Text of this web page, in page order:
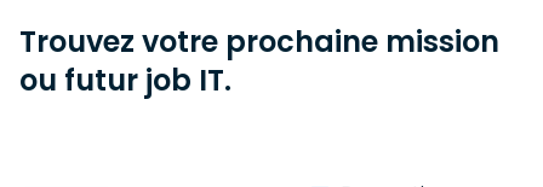
Trouvez votre prochaine mission
ou futur job IT.